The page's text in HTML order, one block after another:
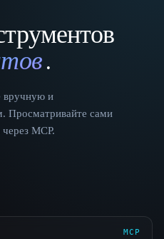
.
вручную и
Просматривайте сами
MCP.
MCP